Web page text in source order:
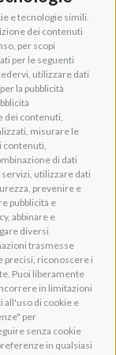
e tecnologie simili.
dei contenuti
per scopi
per le seguenti
utilizzare dati
la pubblicità
dei contenuti,
misurare le
contenuti,
di dati
utilizzare dati
prevenire e
pubblicità e
abbinare e
diversi
trasmesse
precisi, riconoscere i
Puoi liberamente
in limitazioni
all'uso di cookie e
per
senza cookie
in qualsiasi